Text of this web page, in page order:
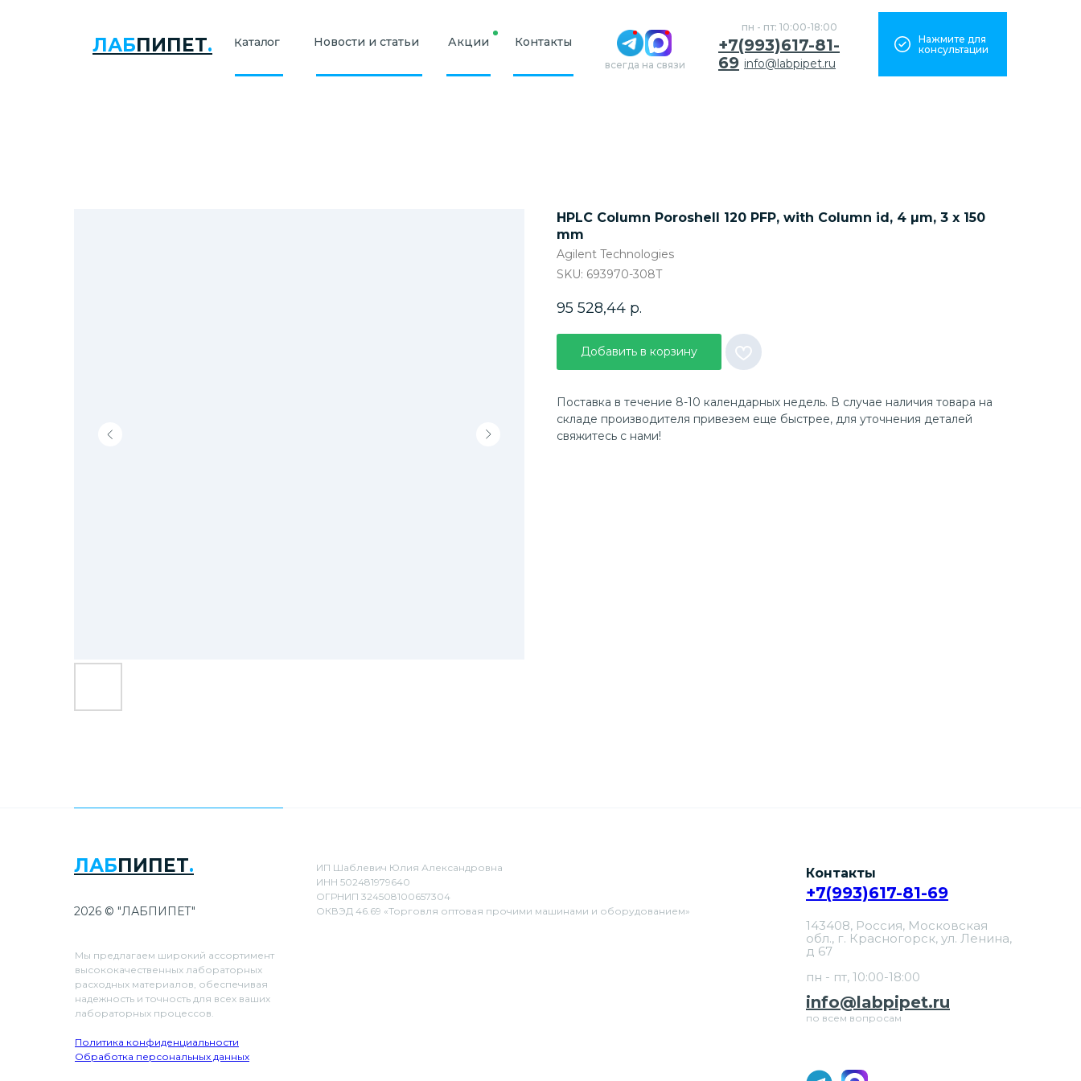
ЛАБПИПЕТ.
Нажмите для
консультации
пн - пт: 10:00-18:00
info@labpipet.ru
Каталог Контакты
Новости и статьи
всегда на связи
+7(993)617-81-
69
Акции
HPLC Column Poroshell 120 PFP, with Column id, 4 µm, 3 x 150
mm
Agilent Technologies
SKU: 693970-308T
95 528,44 р.
Добавить в корзину
Поставка в течение 8-10 календарных недель. В случае наличия товара на
складе производителя привезем еще быстрее, для уточнения деталей
свяжитесь с нами!
ЛАБПИПЕТ.
Мы предлагаем широкий ассортимент
высококачественных лабораторных
расходных материалов, обеспечивая
надежность и точность для всех ваших
лабораторных процессов.
Политика конфиденциальности
Обработка персональных данных
ИП Шаблевич Юлия Александровна
ИНН 502481979640
ОГРНИП 324508100657304
ОКВЭД 46.69 «Торговля оптовая прочими машинами и оборудованием»
2026 © "ЛАБПИПЕТ"
Контакты
info@labpipet.ru
+7(993)617-81-69
по всем вопросам
143408, Россия, Московская
обл., г. Красногорск, ул. Ленина,
д 67
пн - пт, 10:00-18:00